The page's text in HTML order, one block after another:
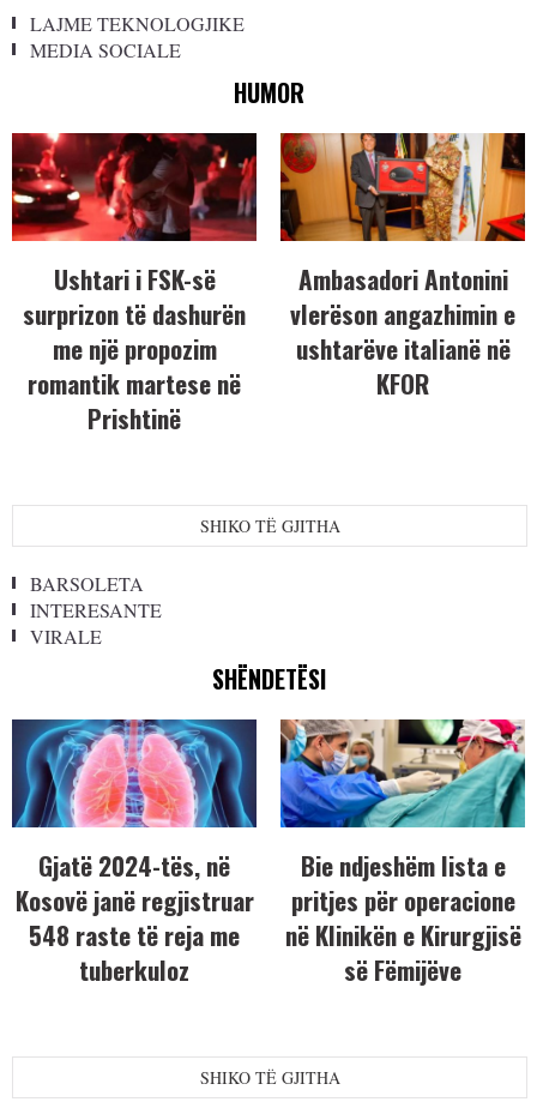
LAJME TEKNOLOGJIKE
MEDIA SOCIALE
HUMOR
Ushtari i FSK-së
surprizon të dashurën
me një propozim
romantik martese në
Prishtinë
Ambasadori Antonini
vlerëson angazhimin e
ushtarëve italianë në
KFOR
SHIKO TË GJITHA
BARSOLETA
INTERESANTE
VIRALE
SHËNDETËSI
Gjatë 2024-tës, në
Kosovë janë regjistruar
548 raste të reja me
tuberkuloz
Bie ndjeshëm lista e
pritjes për operacione
në Klinikën e Kirurgjisë
së Fëmijëve
SHIKO TË GJITHA